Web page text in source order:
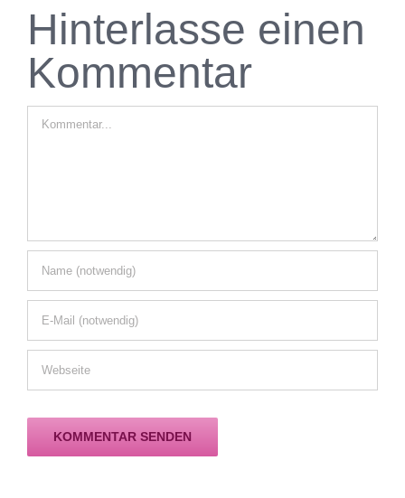
Hinterlasse einen
Kommentar